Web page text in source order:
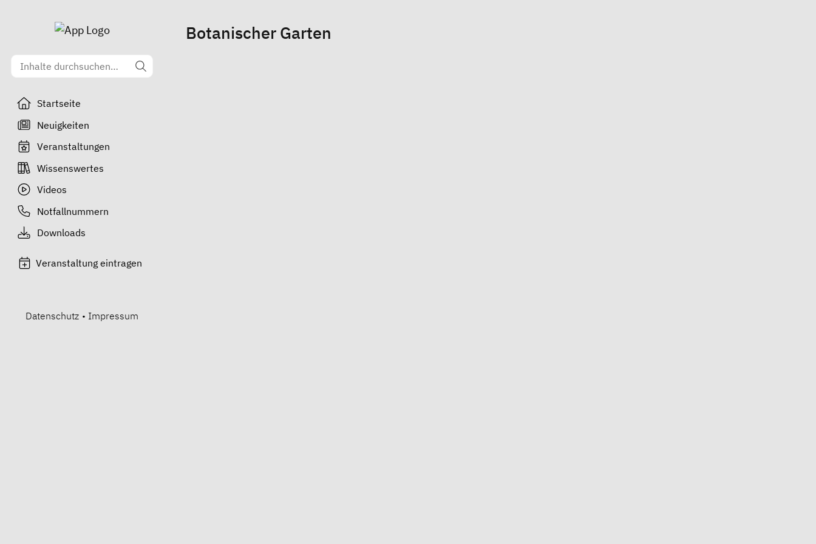
Startseite
Neuigkeiten
Veranstaltungen
Wissenswertes
Videos
Notfallnummern
Downloads
Veranstaltung eintragen
Datenschutz • Impressum
Botanischer Garten